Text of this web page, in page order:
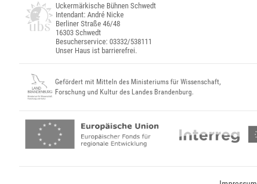
Uckermärkische Bühnen Schwedt
Intendant: André Nicke
Berliner Straße 46/48
16303 Schwedt
Besucherservice: 03332/538111
Unser Haus ist barrierefrei.
Gefördert mit Mitteln des Ministeriums für Wissenschaft,
Forschung und Kultur des Landes Brandenburg.